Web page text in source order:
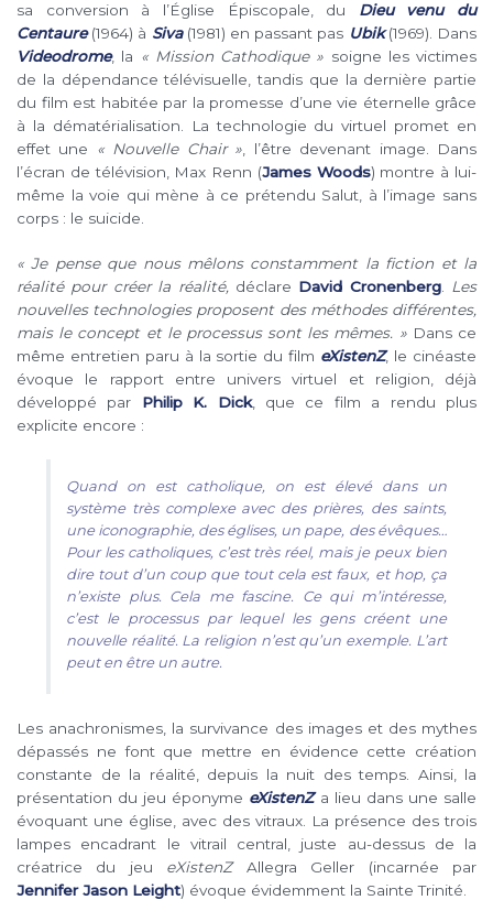
sa conversion à l’Église Épiscopale, du Dieu venu du
Centaure(1964) à Siva(1981) en passant pas Ubik(1969). Dans
Videodrome, la « Mission Cathodique » soigne les victimes
de la dépendance télévisuelle, tandis que la dernière partie
du film est habitée par la promesse d’une vie éternelle grâce
à la dématérialisation. La technologie du virtuel promet en
effet une « Nouvelle Chair », l’être devenant image. Dans
l’écran de télévision, Max Renn (James Woods) montre à lui-
même la voie qui mène à ce prétendu Salut, à l’image sans
corps : le suicide.
« Je pense que nous mêlons constamment la fiction et la
réalité pour créer la réalité, déclare David Cronenberg.
Les
nouvelles technologies proposent des méthodes différentes,
mais le concept et le processus sont les mêmes. »Dans ce
même entretien paru à la sortie du film eXistenZ, le cinéaste
évoque le rapport entre univers virtuel et religion, déjà
développé par Philip K. Dick, que ce film a rendu plus
explicite encore :
Quand on est catholique, on est élevé dans un
système très complexe avec des prières, des saints,
une iconographie, des églises, un pape, des évêques…
Pour les catholiques, c’est très réel, mais je peux bien
dire tout d’un coup que tout cela est faux, et hop, ça
n’existe plus. Cela me fascine. Ce qui m’intéresse,
c’est le processus par lequel les gens créent une
nouvelle réalité. La religion n’est qu’un exemple. L’art
peut en être un autre.
Les anachronismes, la survivance des images et des mythes
dépassés ne font que mettre en évidence cette création
constante de la réalité, depuis la nuit des temps. Ainsi, la
présentation du jeu éponyme eXistenZ a lieu dans une salle
évoquant une église, avec des vitraux. La présence des trois
lampes encadrant le vitrail central, juste au-dessus de la
créatrice du jeu eXistenZ Allegra Geller (incarnée par
Jennifer Jason Leight) évoque évidemment la Sainte Trinité.